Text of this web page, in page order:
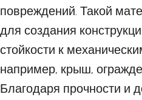
повреждений. Такой
для создания
стойкости к
например, крыш,
Благодаря прочности и